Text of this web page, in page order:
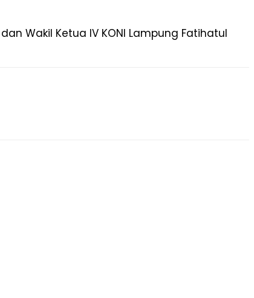
Wakil Ketua IV KONI Lampung Fatihatul